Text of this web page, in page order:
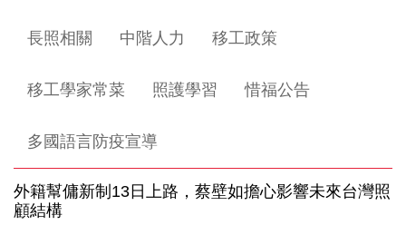
長照相關 中階人力 移工政策
移工學家常菜 照護學習 惜福公告
多國語言防疫宣導
外籍幫傭新制13日上路，蔡壁如擔心影響未來台灣照
顧結構